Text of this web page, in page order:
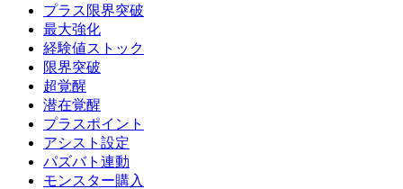
プラス限界突破
最大強化
経験値ストック
限界突破
超覚醒
潜在覚醒
プラスポイント
アシスト設定
パズバト連動
モンスター購入